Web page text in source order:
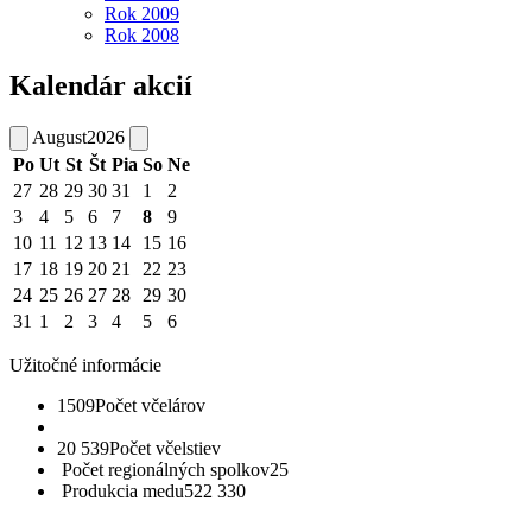
Rok 2009
Rok 2008
Kalendár akcií
August2026
Po Ut St Št Pia So Ne
27 28 29 30 31 1
2
3
4 5 6 7 8
9
10 11 12 13 14 15 16
17 18 19 20 21 22 23
24 25 26 27 28 29 30
31 1 2 3 4 5 6
Užitočné informácie
1509Počet včelárov
20 539Počet včelstiev
Počet regionálných spolkov25
Produkcia medu522 330